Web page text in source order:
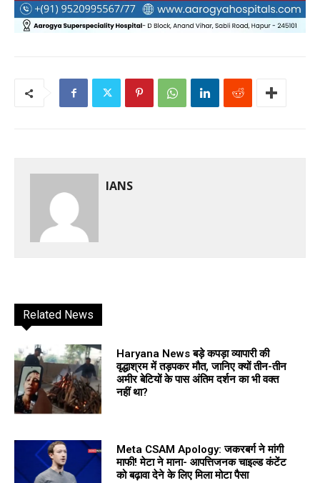
IANS
Related News
Haryana News बड़े कपड़ा व्यापारी की
वृद्धाश्रम में तड़पकर मौत, जानिए क्यों तीन-तीन
अमीर बेटियों के पास अंतिम दर्शन का भी वक्त
नहीं था?
Meta CSAM Apology: जकरबर्ग ने मांगी
माफी! मेटा ने माना- आपत्तिजनक चाइल्ड कंटेंट
को बढ़ावा देने के लिए मिला मोटा पैसा